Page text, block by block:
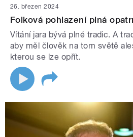
26. březen 2024
Folková pohlazení plná
Vítání jara bývá plné tradic. A
aby měl člověk na tom světě
kterou se lze opřít.